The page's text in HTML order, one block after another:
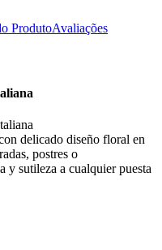
ProdutoAvaliações
delicado diseño floral en
postres o
y sutileza a cualquier puesta